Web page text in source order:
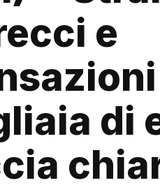
e
di